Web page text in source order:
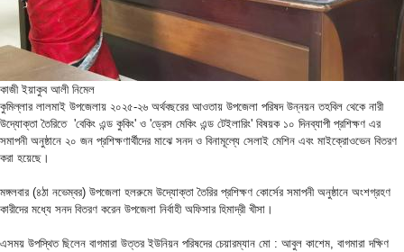
কাজী ইয়াকুব আলী নিমেল
কুমিল্লার লালমাই উপজেলায় ২০২৫-২৬ অর্থবছরের আওতায় উপজেলা পরিষদ উন্নয়ন তহবিল থেকে নারী
উদ্যোক্তা তৈরিতে 'বেকিং এন্ড কুকিং' ও 'ড্রেস মেকিং এন্ড টেইলারিং' বিষয়ক ১০ দিনব্যাপী প্রশিক্ষণ এর
সমাপনী অনুষ্ঠানে ২০ জন প্রশিক্ষণার্থীদের মাঝে সনদ ও বিনামূল্যে সেলাই মেশিন এবং মাইক্রোওভেন বিতরণ
করা হয়েছে।
মঙ্গলবার (৪ঠা নভেম্বর) উপজেলা হলরুমে উদ্যোক্তা তৈরির প্রশিক্ষণ কোর্সের সমাপনী অনুষ্ঠানে অংশগ্রহণ
কারীদের মধ্যে সনদ বিতরণ করেন উপজেলা নির্বাহী অফিসার হিমাদ্রী খীসা।
এসময় উপস্থিত ছিলেন বাগমারা উত্তর ইউনিয়ন পরিষদের চেয়ারম্যান মো : আবুল কাশেম, বাগমারা দক্ষিণ